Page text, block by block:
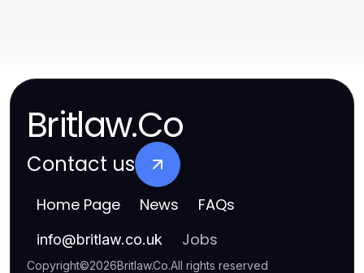
Britlaw.Co
Contact us
Home Page News FAQs
info@britlaw.co.uk Jobs
Copyright©2026Britlaw.Co.All rights reserved